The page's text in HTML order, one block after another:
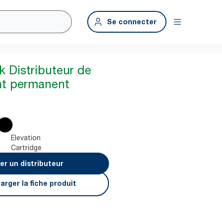
Se connecter
Distributeur de
permanent
Elevation
Cartridge
un distributeur
la fiche produit